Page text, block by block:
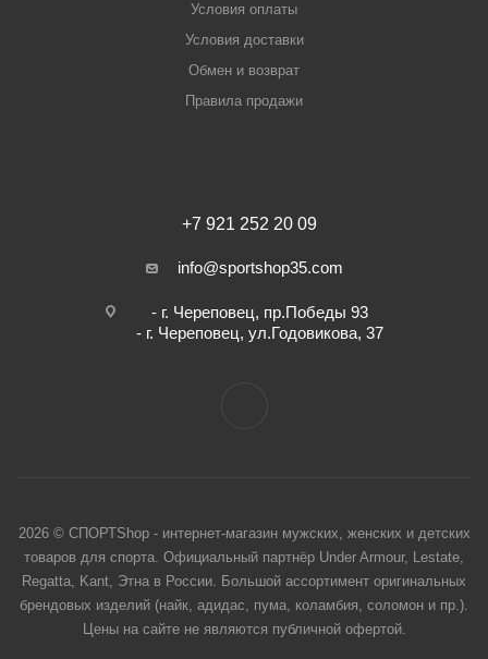
Условия оплаты
Условия доставки
Обмен и возврат
Правила продажи
+7 921 252 20 09
info@sportshop35.com
- г. Череповец, пр.Победы 93
- г. Череповец, ул.Годовикова, 37
2026 © СПОРТShop - интернет-магазин мужских, женских и детских
товаров для спорта. Официальный партнёр Under Armour, Lestate,
Regatta, Kant, Этна в России. Большой ассортимент оригинальных
брендовых изделий (найк, адидас, пума, коламбия, соломон и пр.).
Цены на сайте не являются публичной офертой.